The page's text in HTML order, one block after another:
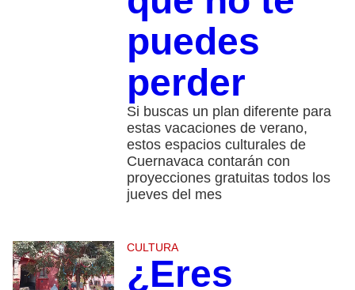
puedes
perder
Si buscas un plan diferente para
estas vacaciones de verano,
estos espacios culturales de
Cuernavaca contarán con
proyecciones gratuitas todos los
jueves del mes
CULTURA
¿Eres